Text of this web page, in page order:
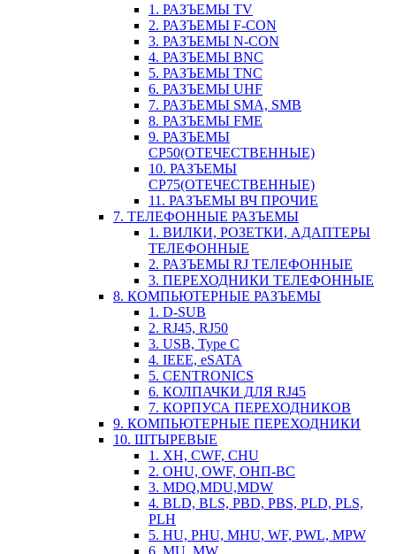
1. РАЗЪЕМЫ TV
2. РАЗЪЕМЫ F-CON
3. РАЗЪЕМЫ N-CON
4. РАЗЪЕМЫ BNC
5. РАЗЪЕМЫ TNC
6. РАЗЪЕМЫ UHF
7. РАЗЪЕМЫ SMA, SMB
8. РАЗЪЕМЫ FME
9. РАЗЪЕМЫ
СР50(ОТЕЧЕСТВЕННЫЕ)
10. РАЗЪЕМЫ
СР75(ОТЕЧЕСТВЕННЫЕ)
11. РАЗЪЕМЫ ВЧ ПРОЧИЕ
7. ТЕЛЕФОННЫЕ РАЗЪЕМЫ
1. ВИЛКИ, РОЗЕТКИ, АДАПТЕРЫ
ТЕЛЕФОННЫЕ
2. РАЗЪЕМЫ RJ ТЕЛЕФОННЫЕ
3. ПЕРЕХОДНИКИ ТЕЛЕФОННЫЕ
8. КОМПЬЮТЕРНЫЕ РАЗЪЕМЫ
1. D-SUB
2. RJ45, RJ50
3. USB, Type C
4. IEEE, eSATA
5. CENTRONICS
6. КОЛПАЧКИ ДЛЯ RJ45
7. КОРПУСА ПЕРЕХОДНИКОВ
9. КОМПЬЮТЕРНЫЕ ПЕРЕХОДНИКИ
10. ШТЫРЕВЫЕ
1. XH, CWF, CHU
2. OHU, OWF, ОНП-ВС
3. MDQ,MDU,MDW
4. BLD, BLS, PBD, PBS, PLD, PLS,
PLH
5. HU, PHU, MHU, WF, PWL, MPW
6. MU, MW